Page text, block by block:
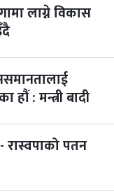
लाग्ने विकास
हौं : मन्त्री बादी
पतन